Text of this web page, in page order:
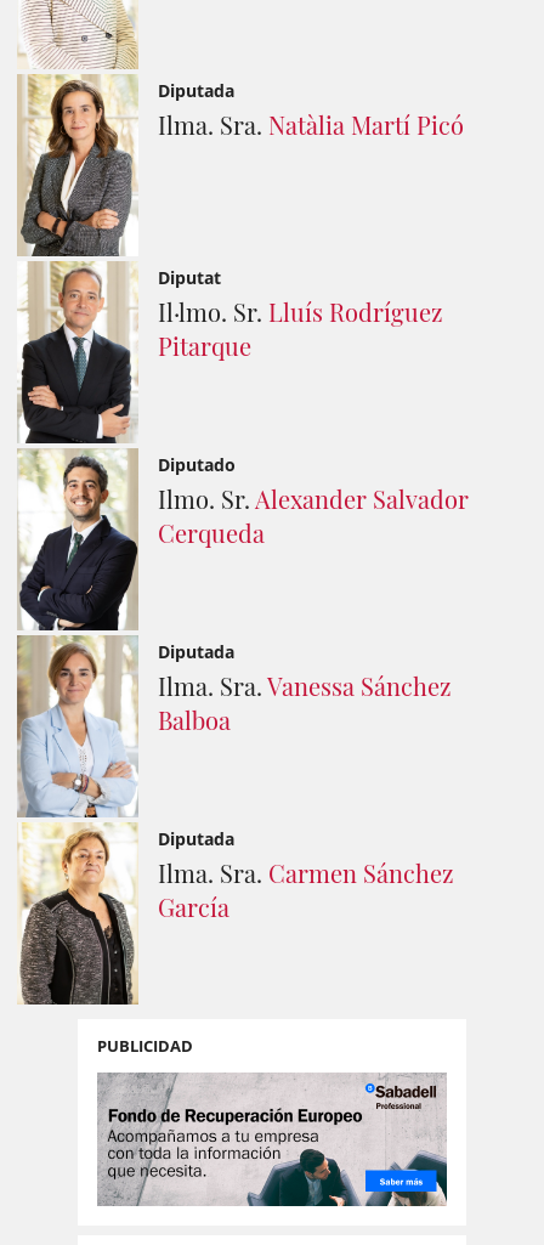
Diputada
Ilma. Sra. Natàlia Martí Picó
Diputat
Il·lmo. Sr. Lluís Rodríguez
Pitarque
Diputado
Ilmo. Sr. Alexander Salvador
Cerqueda
Diputada
Ilma. Sra.Vanessa Sánchez
Balboa
Diputada
Ilma. Sra. Carmen Sánchez
García
PUBLICIDAD